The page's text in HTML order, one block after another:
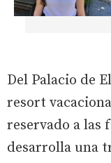
Del Palacio de
resort
reservado a las
desarrolla una